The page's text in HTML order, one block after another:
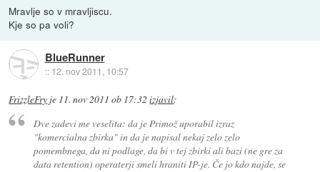
Mravlje so v mravljiscu.
Kje so pa voli?
BlueRunner
:: 12. nov 2011, 10:57
FrizzleFry je 11. nov 2011 ob 17:32 izjavil:
Dve zadevi me veselita: da je Primož uporabil izraz
"komercialna zbirka" in da je napisal nekaj zelo zelo
pomembnega, da ni podlage, da bi v tej zbirki ali bazi (ne gre za
data retention) operaterji smeli hraniti IP-je. Če jo kdo najde, se